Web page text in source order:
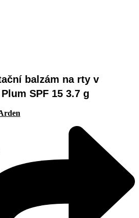
balzám na rty v
SPF 15 3.7 g